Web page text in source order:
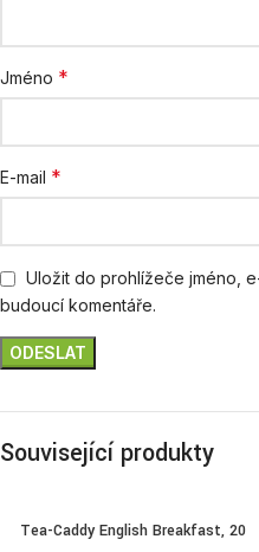
Jméno *
E-mail *
Uložit do prohlížeče jméno,
budoucí komentáře.
Související produkty
Tea-Caddy English Breakfast, 20